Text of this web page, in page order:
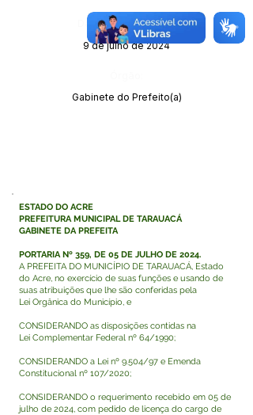
Data da Publicação:
9 de julho de 2024
Gabinete do Prefeito(a)
ESTADO DO ACRE
PREFEITURA MUNICIPAL DE TARAUACÁ
GABINETE DA PREFEITA
PORTARIA Nº 359, DE 05 DE JULHO DE 2024.
A PREFEITA DO MUNICÍPIO DE TARAUACÁ, Estado
do Acre, no exercício de suas funções e usando de
suas atribuições que lhe são conferidas pela
Lei Orgânica do Município, e
CONSIDERANDO as disposições contidas na
Lei Complementar Federal nº 64/1990;
CONSIDERANDO a Lei nº 9.504/97 e Emenda
Constitucional nº 107/2020;
CONSIDERANDO o requerimento recebido em 05 de
julho de 2024, com pedido de licença do cargo de